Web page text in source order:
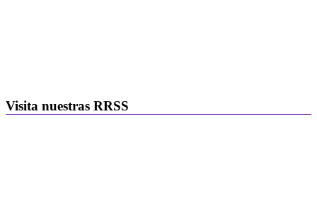
Visita nuestras RRSS